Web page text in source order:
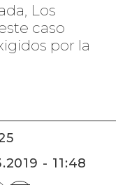
Los
caso
por la
- 11:48